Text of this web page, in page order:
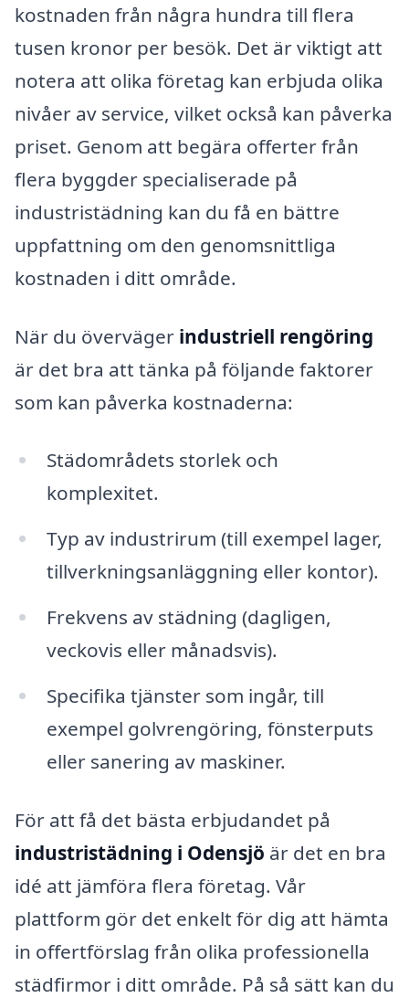
kostnaden från några hundra till flera
tusen kronor per besök. Det är viktigt att
notera att olika företag kan erbjuda olika
nivåer av service, vilket också kan påverka
priset. Genom att begära offerter från
flera byggder specialiserade på
industristädning kan du få en bättre
uppfattning om den genomsnittliga
kostnaden i ditt område.
När du överväger industriell rengöring
är det bra att tänka på följande faktorer
som kan påverka kostnaderna:
Städområdets storlek och
komplexitet.
Typ av industrirum (till exempel lager,
tillverkningsanläggning eller kontor).
Frekvens av städning (dagligen,
veckovis eller månadsvis).
Specifika tjänster som ingår, till
exempel golvrengöring, fönsterputs
eller sanering av maskiner.
För att få det bästa erbjudandet på
industristädning i Odensjö är det en bra
idé att jämföra flera företag. Vår
plattform gör det enkelt för dig att hämta
in offertförslag från olika professionella
städfirmor i ditt område. På så sätt kan du